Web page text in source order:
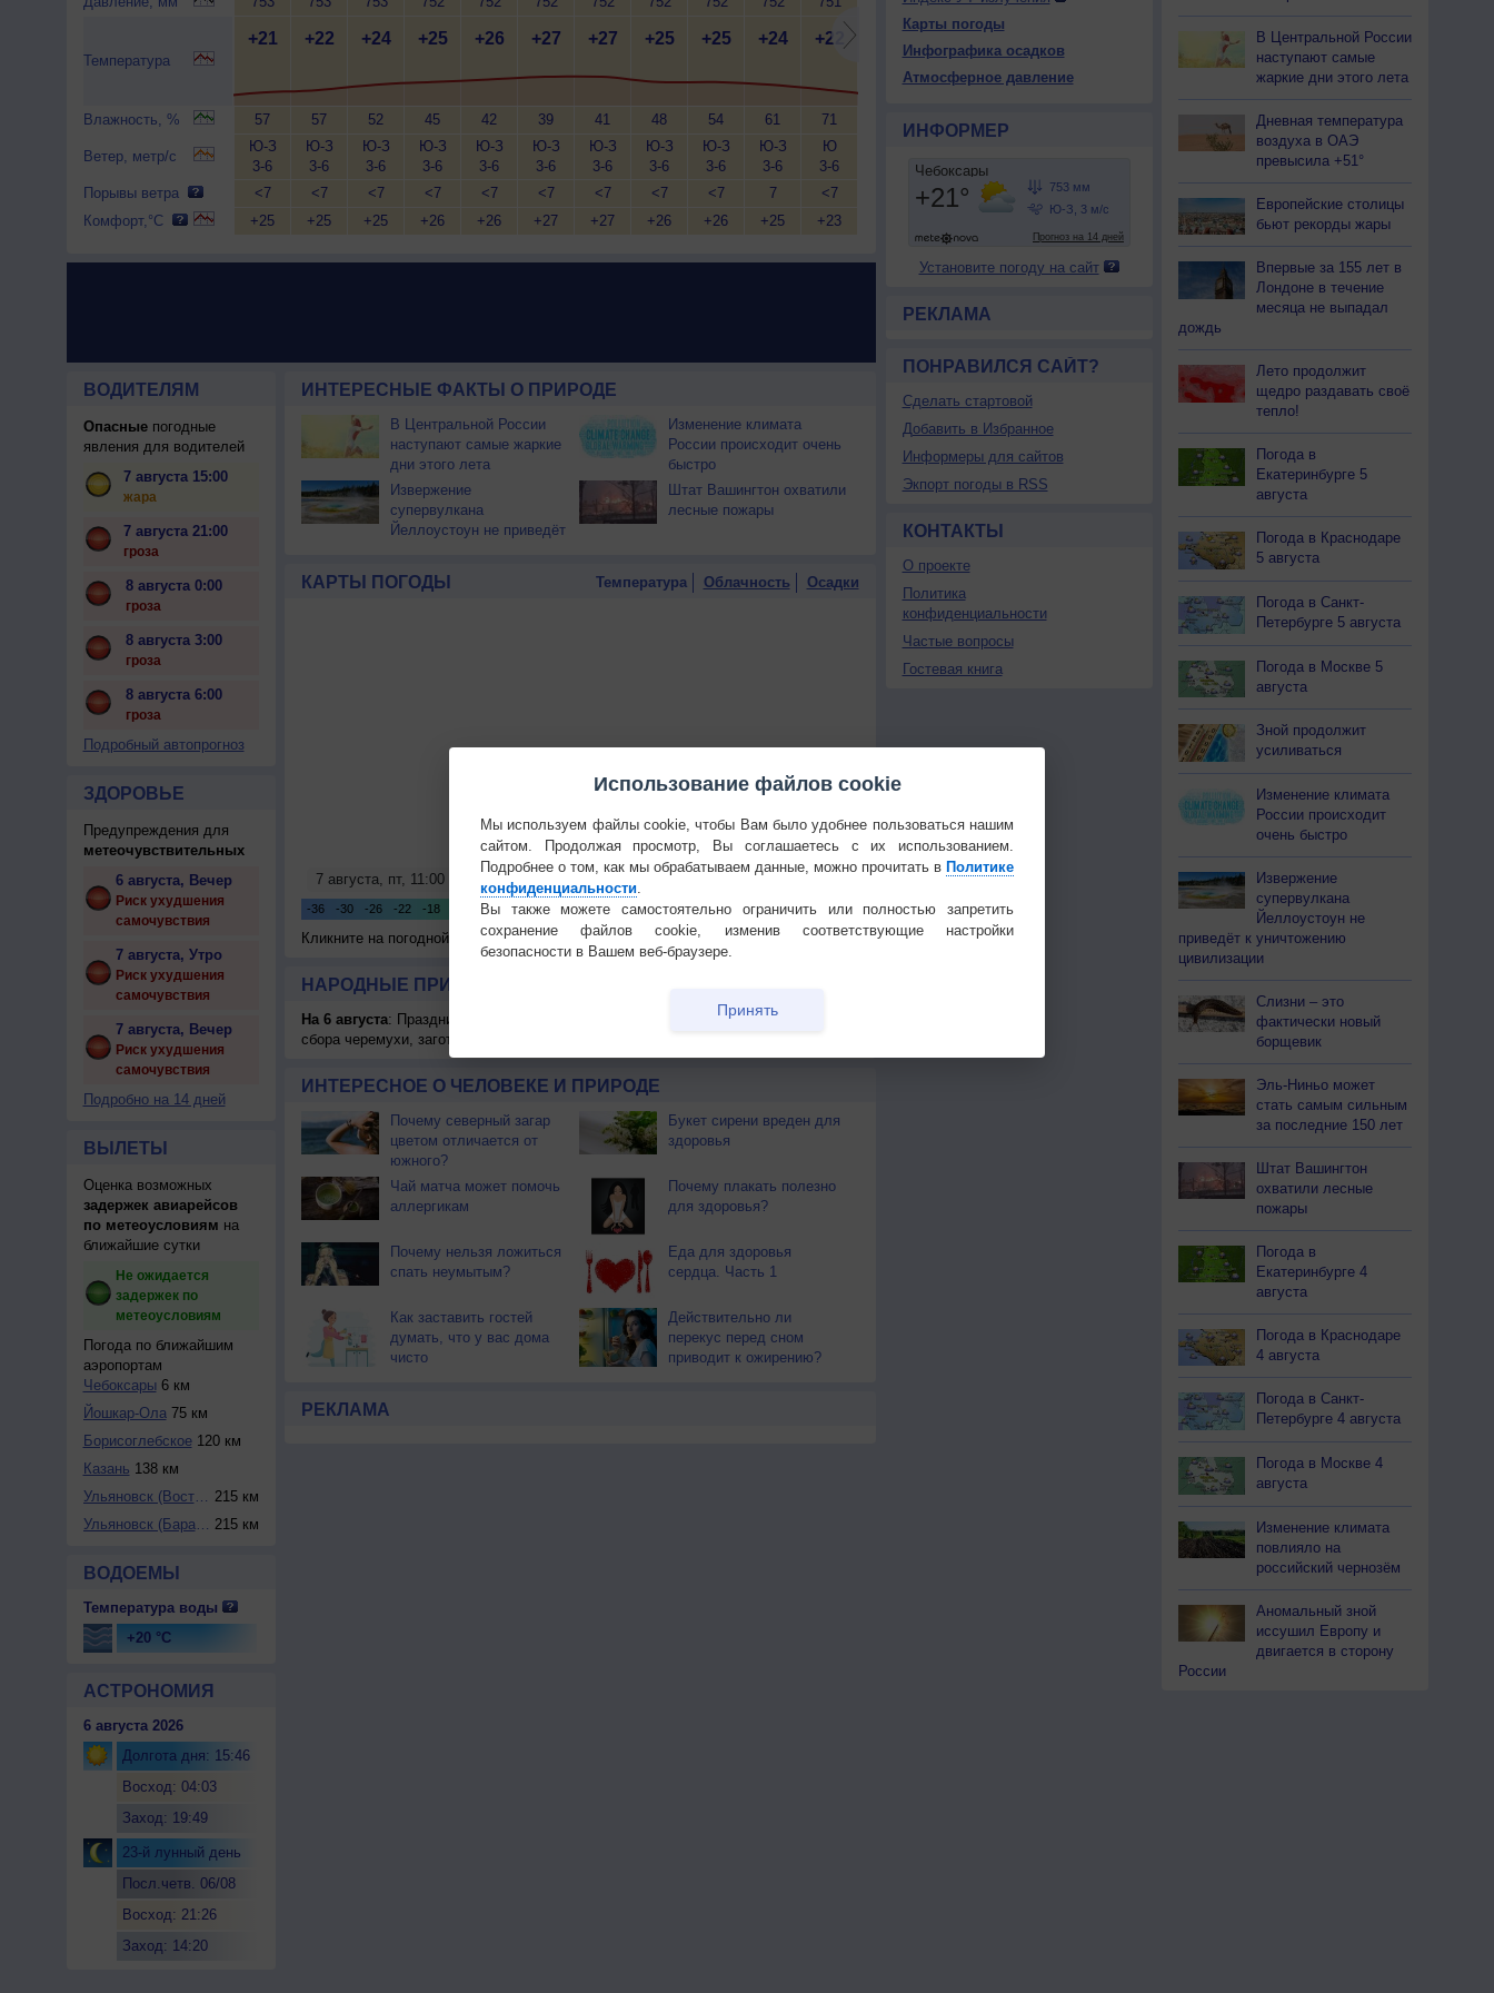
Температура
Влажность, %
Ветер, метр/с
Порывы ветра
Комфорт,°C
+21
57
Ю-З
3-6
<7
+25
+22
57
Ю-З
3-6
<7
+25
+24
52
Ю-З
3-6
<7
+25
+25
45
Ю-З
3-6
<7
+26
+26
42
Ю-З
3-6
<7
+26
+27
39
Ю-З
3-6
<7
+27
+27
41
Ю-З
3-6
<7
+27
+25
48
Ю-З
3-6
<7
+26
+25
54
Ю-З
3-6
<7
+26
+24
61
Ю-З
3-6
7
+25
+22
71
Ю
3-6
<7
+23
77
2-5
<7
+19
77
<7
<7
+18
+18
83
Ю
+18
+18
84
Ю
3-6
+18
+18
85
Ю
3-6
+18
+18
84
+18
ВОДИТЕЛЯМ
Опасныепогодные
явления для водителей
7 августа 15:00
жара
7 августа 21:00
гроза
8 августа 0:00
гроза
8 августа 3:00
гроза
8 августа 6:00
гроза
Подробный автопрогноз
ЗДОРОВЬЕ
Предупреждения для
метеочувствительных
6 августа, Вечер
Риск ухудшения
самочувствия
7 августа, Утро
Риск ухудшения
самочувствия
7 августа, Вечер
Риск ухудшения
самочувствия
Подробно на 14 дней
ВЫЛЕТЫ
Оценка возможных
задержек авиарейсов
по метеоусловиям на
ближайшие сутки
Не ожидается
задержек по
метеоусловиям
Погода по ближайшим
аэропортам
Чебоксары6 км
Йошкар-Ола75 км
Борисоглебское120 км
Казань 138 км
Ульяновск (Восточ... 215 км
Ульяновск (Барата... 215 км
ВОДОЕМЫ
Температура воды
+20 °C
АСТРОНОМИЯ
6 августа 2026
Долгота дня: 15:46
Восход: 04:03
Заход: 19:49
23-й лунный день
Посл.четв. 06/08
Восход: 21:26
Заход: 14:20
ИНТЕРЕСНЫЕ ФАКТЫ О ПРИРОДЕ
В Центральной России
наступают самые жаркие
дни этого лета
Изменение климата
России происходит очень
быстро
Извержение
супервулкана
Йеллоустоун не приведёт
Штат Вашингтон охватили
лесные пожары
КАРТЫ ПОГОДЫ Температура Облачность Осадки
Кликните на погодной карте для получения подробных данных
НАРОДНЫЕ ПРИМЕТЫ И ПРАЗДНИКИ
На 6 августа: Праздник жатвы. Почти повсеместно поспел хлеб. Наступает пора
сбора черемухи, заготавливают березовые веники.
ИНТЕРЕСНОЕ О ЧЕЛОВЕКЕ И ПРИРОДЕ
Почему северный загар
цветом отличается от
южного?
Букет сирени вреден для
здоровья
Чай матча может помочь
аллергикам
Почему плакать полезно
для здоровья?
Почему нельзя ложиться
спать неумытым?
Еда для здоровья
сердца. Часть 1
Как заставить гостей
думать, что у вас дома
чисто
Действительно ли
перекус перед сном
приводит к ожирению?
РЕКЛАМА
Карты погоды
Инфографика осадков
Атмосферное давление
ИНФОРМЕР
Установите погоду на сайт
РЕКЛАМА
ПОНРАВИЛСЯ САЙТ?
Сделать стартовой
Добавить в Избранное
Информеры для сайтов
Экпорт погоды в RSS
КОНТАКТЫ
О проекте
Политика
конфиденциальности
Частые вопросы
Гостевая книга
В Центральной России
наступают самые
жаркие дни этого лета
Дневная температура
воздуха в ОАЭ
превысила +51°
Европейские столицы
бьют рекорды жары
Впервые за 155 лет в
Лондоне в течение
месяца не выпадал
дождь
Лето продолжит
щедро раздавать своё
тепло!
Погода в
Екатеринбурге 5
августа
Погода в Краснодаре
5 августа
Погода в Санкт-
Петербурге 5 августа
Погода в Москве 5
августа
Зной продолжит
усиливаться
Изменение климата
России происходит
очень быстро
Извержение
супервулкана
Йеллоустоун не
приведёт к уничтожению
цивилизации
Слизни – это
фактически новый
борщевик
Эль-Ниньо может
стать самым сильным
за последние 150 лет
Штат Вашингтон
охватили лесные
пожары
Погода в
Екатеринбурге 4
августа
Погода в Краснодаре
4 августа
Погода в Санкт-
Петербурге 4 августа
Погода в Москве 4
августа
Изменение климата
повлияло на
российский чернозём
Аномальный зной
иссушил Европу и
двигается в сторону
России
Использование файлов cookie
Мы используем файлы cookie, чтобы Вам было удобнее пользоваться нашим
сайтом. Продолжая просмотр, Вы соглашаетесь с их использованием.
Подробнее о том, как мы обрабатываем данные, можно прочитать в Политике
конфиденциальности.
Вы также можете самостоятельно ограничить или полностью запретить
сохранение файлов cookie, изменив соответствующие настройки
безопасности в Вашем веб-браузере.
Принять